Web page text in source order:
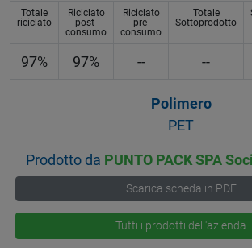
Totale
riciclato
Riciclato
post-
consumo
Riciclato
pre-
consumo
Totale
Sottoprodotto
97% 97% -- --
Polimero
PET
Prodotto da PUNTO PACK SPA
Scarica scheda in PDF
Tutti i prodotti dell'azienda